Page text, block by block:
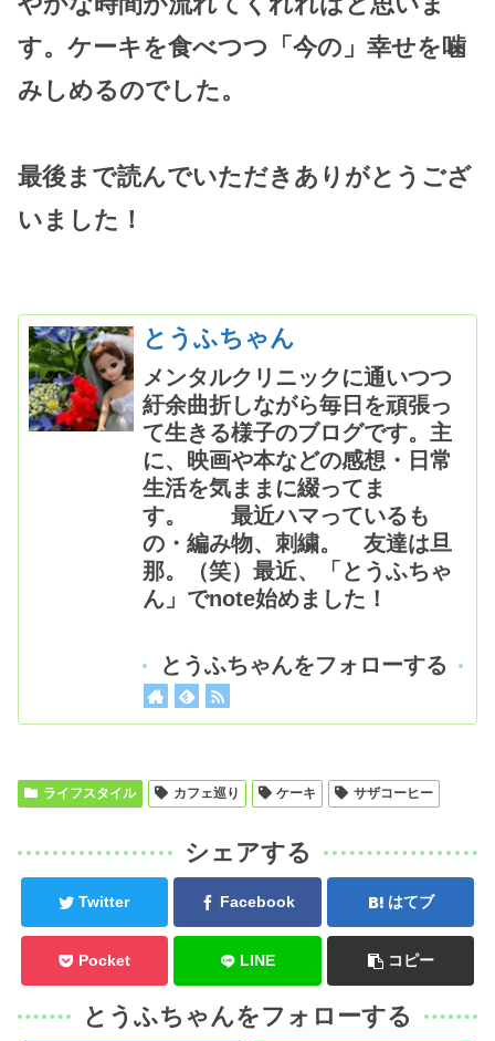
す。ケーキを食べつつ「今の」幸せを噛
みしめるのでした。
最後まで読んでいただきありがとうござ
いました！
とうふちゃん
メンタルクリニックに通いつつ
紆余曲折しながら毎日を頑張っ
て生きる様子のブログです。主
に、映画や本などの感想・日常
生活を気ままに綴ってま
す。 最近ハマっているも
の・編み物、刺繍。 友達は旦
那。（笑）最近、「とうふちゃ
ん」でnote始めました！
とうふちゃんをフォローする
ライフスタイル カフェ巡り ケーキ サザコーヒー
シェアする
Twitter Facebook はてブ
Pocket LINE コピー
とうふちゃんをフォローする